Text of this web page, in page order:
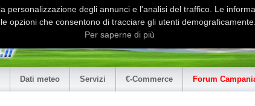
Dati meteo Servizi €-Commerce Forum
degli annunci e l'analisi del traffico. Le
opzioni che consentono di tracciare gli utenti
Per saperne di più